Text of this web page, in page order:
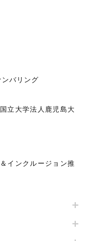
バリング
立大学法人鹿児島大
インクルージョン推